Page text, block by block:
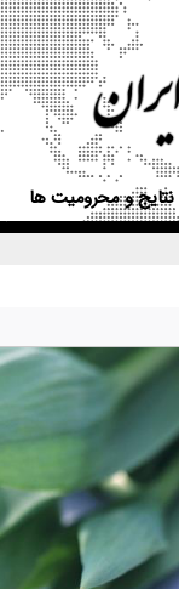
نتایج و محرومیت ها